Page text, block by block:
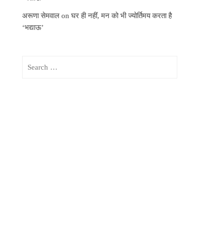
अरूणा सेमवाल onघर ही नहीं, मन को भी ज्योर्तिमय करता है
‘भद्याऊ’